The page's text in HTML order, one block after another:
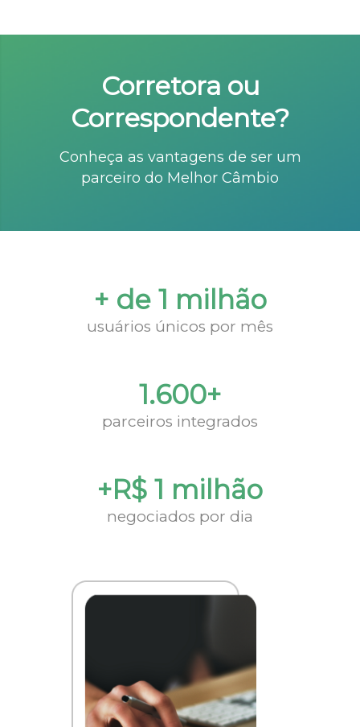
Corretora ou
Correspondente?
Conheça as vantagens de ser um
parceiro do Melhor Câmbio
+ de 1 milhão
usuários únicos por mês
1.600+
parceiros integrados
+R$ 1 milhão
negociados por dia